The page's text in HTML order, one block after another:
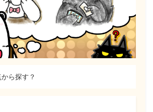
ら探す？